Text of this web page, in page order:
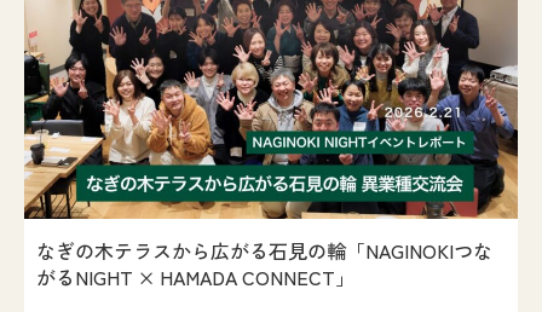
なぎの木テラスから広がる石見の輪「NAGINOKIつな
がるNIGHT × HAMADA CONNECT」